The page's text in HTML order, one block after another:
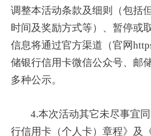
调整本活动条款及细则（包括
时间及奖励方式等）、暂停或
信息将通过官方渠道（官网
储银行信用卡微信公众号、邮
多种公示。
4.本次活动其它未尽事宜
行信用卡（个人卡）章程》及